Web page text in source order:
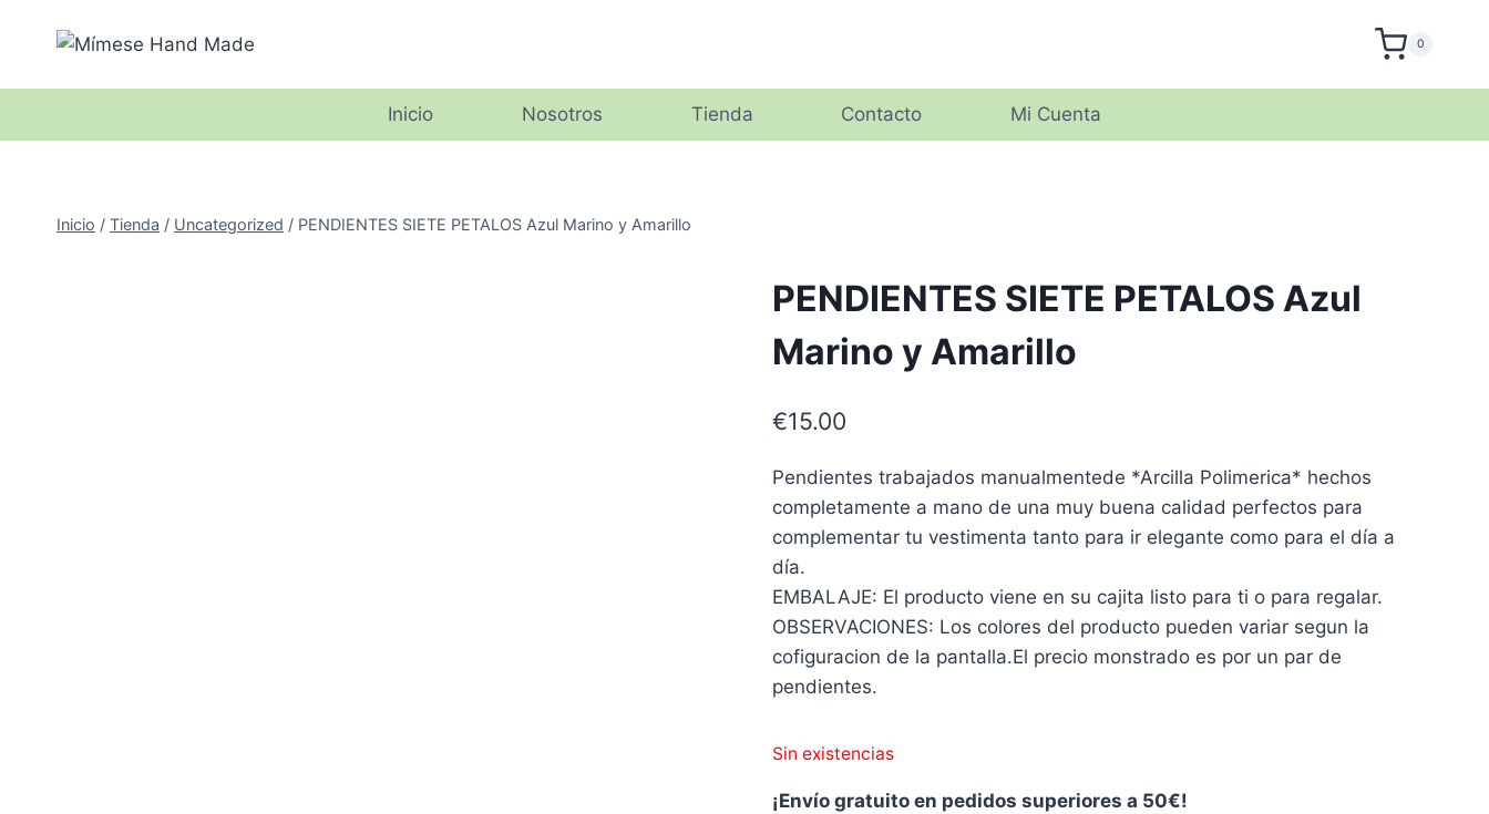
0
Inicio Nosotros Tienda Contacto Mi Cuenta
Inicio / Tienda / Uncategorized / PENDIENTES SIETE PETALOS Azul Marino y Amarillo
PENDIENTES SIETE PETALOS Azul
Marino y Amarillo
€15.00
Pendientes trabajados manualmentede *Arcilla Polimerica* hechos
completamente a mano de una muy buena calidad perfectos para
complementar tu vestimenta tanto para ir elegante como para el día a
día.
EMBALAJE: El producto viene en su cajita listo para ti o para regalar.
OBSERVACIONES: Los colores del producto pueden variar segun la
cofiguracion de la pantalla.El precio monstrado es por un par de
pendientes.
Sin existencias
¡Envío gratuito en pedidos superiores a 50€!